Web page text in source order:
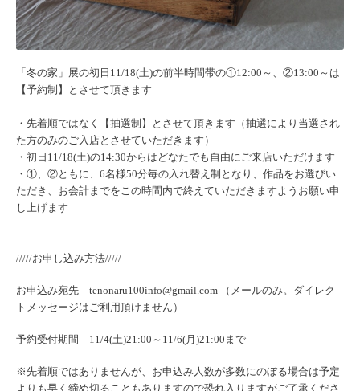
「冬の家」展の初日11/18(土)の前半時間帯の①12:00～、②13:00～は
【予約制】とさせて頂きます
・先着順ではなく【抽選制】とさせて頂きます（抽選により当選され
た方のみのご入店とさせていただきます）
・初日11/18(土)の14:30からはどなたでも自由にご来店いただけます
・①、②ともに、6名様50分毎の入れ替え制となり、 作品をお選びい
ただき、 お会計までをこの時間内で終えていただきますようお願い申
し上げます
/////お申し込み方法/////
お申込み宛先 tenonaru100info@gmail.com （ メールのみ。ダイレク
トメッセージはご利用頂けません）
予約受付期間 11/4(土)21:00～11/6(月)21:00まで
※先着順ではありませんが、 お申込み人数が多数にのぼる場合は予定
よりも早く締め切ることも ありますので恐れ入りますがご了承くださ